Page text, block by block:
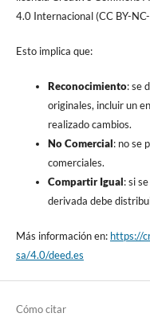
4.0 Internacional (CC BY-
Esto implica que:
Reconocimiento: se
originales, incluir un
realizado cambios.
No Comercial: no se
comerciales.
Compartir Igual: si
derivada debe
Más información en: https://
sa/4.0/deed.es
Cómo citar